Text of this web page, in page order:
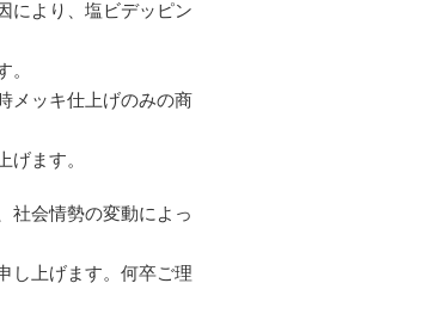
により、塩ビデッピン
。
メッキ仕上げのみの商
げます。
社会情勢の変動によっ
し上げます。何卒ご理